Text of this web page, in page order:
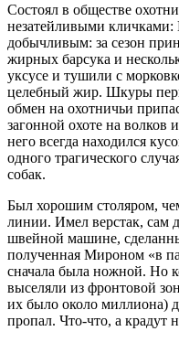
Состоял в обществе
незатейливыми
добычливым: за сезон
жирных барсука и
уксусе и тушили с
целебный жир. Шкуры
обмен на охотничьи
загонной охоте на волков
него всегда находился
одного трагического
собак.
Был хорошим столяром,
линии. Имел верстак, сам
швейной машине,
полученная Мироном «в
сначала была ножной. Но
выселяли из фронтовой
их было около миллиона)
пропал. Что-что, а крадут